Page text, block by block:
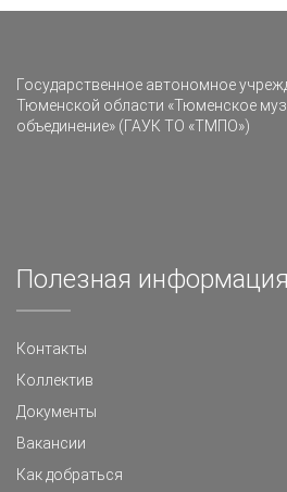
Государственное автономное
Тюменской области «Тюменское
объединение» (ГАУК ТО «ТМПО»)
Полезная информация
Контакты
Коллектив
Документы
Вакансии
Как добраться